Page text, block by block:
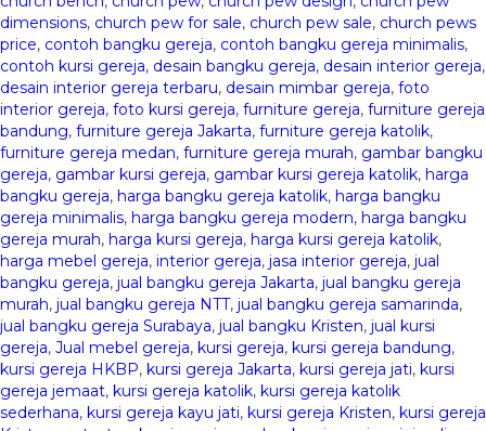
dimensions, church pew for sale, church pew sale, church pews
price, contoh bangku gereja, contoh bangku gereja minimalis,
contoh kursi gereja, desain bangku gereja, desain interior gereja,
desain interior gereja terbaru, desain mimbar gereja, foto
interior gereja, foto kursi gereja, furniture gereja, furniture gereja
bandung, furniture gereja Jakarta, furniture gereja katolik,
furniture gereja medan, furniture gereja murah, gambar bangku
gereja, gambar kursi gereja, gambar kursi gereja katolik, harga
bangku gereja, harga bangku gereja katolik, harga bangku
gereja minimalis, harga bangku gereja modern, harga bangku
gereja murah, harga kursi gereja, harga kursi gereja katolik,
harga mebel gereja, interior gereja, jasa interior gereja, jual
bangku gereja, jual bangku gereja Jakarta, jual bangku gereja
murah, jual bangku gereja NTT, jual bangku gereja samarinda,
jual bangku gereja Surabaya, jual bangku Kristen, jual kursi
gereja, Jual mebel gereja, kursi gereja, kursi gereja bandung,
kursi gereja HKBP, kursi gereja Jakarta, kursi gereja jati, kursi
gereja jemaat, kursi gereja katolik, kursi gereja katolik
sederhana, kursi gereja kayu jati, kursi gereja Kristen, kursi gereja